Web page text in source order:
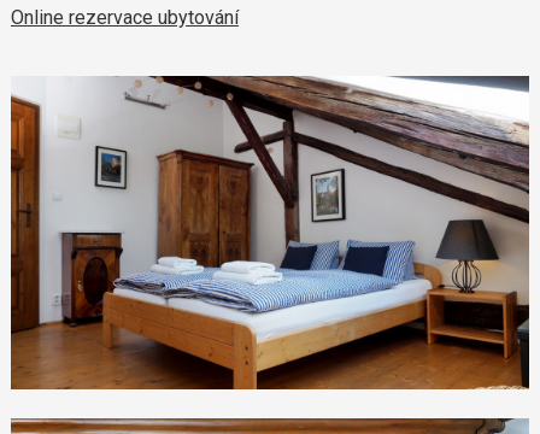
Online rezervace ubytování